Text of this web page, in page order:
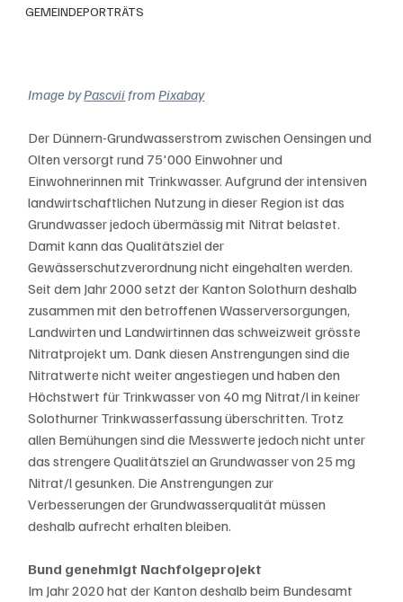
GEMEINDEPORTRÄTS
Image by Pascvii from Pixabay
Der Dünnern-Grundwasserstrom zwischen Oensingen und
Olten versorgt rund 75'000 Einwohner und
Einwohnerinnen mit Trinkwasser. Aufgrund der intensiven
landwirtschaftlichen Nutzung in dieser Region ist das
Grundwasser jedoch übermässig mit Nitrat belastet.
Damit kann das Qualitätsziel der
Gewässerschutzverordnung nicht eingehalten werden.
Seit dem Jahr 2000 setzt der Kanton Solothurn deshalb
zusammen mit den betroffenen Wasserversorgungen,
Landwirten und Landwirtinnen das schweizweit grösste
Nitratprojekt um. Dank diesen Anstrengungen sind die
Nitratwerte nicht weiter angestiegen und haben den
Höchstwert für Trinkwasser von 40 mg Nitrat/l in keiner
Solothurner Trinkwasserfassung überschritten. Trotz
allen Bemühungen sind die Messwerte jedoch nicht unter
das strengere Qualitätsziel an Grundwasser von 25 mg
Nitrat/l gesunken. Die Anstrengungen zur
Verbesserungen der Grundwasserqualität müssen
deshalb aufrecht erhalten bleiben.
Bund genehmigt Nachfolgeprojekt
Im Jahr 2020 hat der Kanton deshalb beim Bundesamt